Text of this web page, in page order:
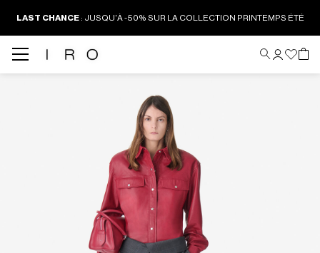
LAST CHANCE: JUSQU'À -50% SUR LA COLLECTION PRINTEMPS ÉTÉ